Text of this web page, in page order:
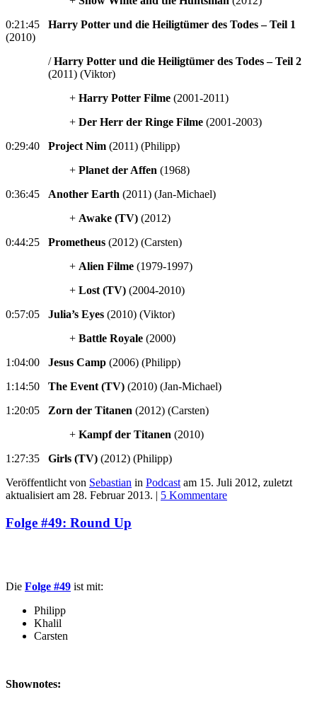
0:21:45 Harry Potter und die Heiligtümer des Todes – Teil 1
(2010)
/Harry Potter und die Heiligtümer des Todes – Teil 2
(2011) (Viktor)
+ Harry Potter Filme (2001-2011)
+ Der Herr der Ringe Filme (2001-2003)
0:29:40 Project Nim (2011) (Philipp)
+ Planet der Affen (1968)
0:36:45 Another Earth (2011) (Jan-Michael)
+ Awake (TV) (2012)
0:44:25 Prometheus (2012) (Carsten)
+ Alien Filme (1979-1997)
+ Lost (TV) (2004-2010)
0:57:05 Julia’s Eyes (2010) (Viktor)
+ Battle Royale (2000)
1:04:00 Jesus Camp (2006) (Philipp)
1:14:50 The Event (TV) (2010) (Jan-Michael)
1:20:05 Zorn der Titanen (2012) (Carsten)
+ Kampf der Titanen (2010)
1:27:35 Girls (TV) (2012) (Philipp)
Veröffentlicht von Sebastian in Podcast am 15. Juli 2012, zuletzt
aktualisiert am 28. Februar 2013. | 5 Kommentare
Folge #49: Round Up
Die Folge #49 ist mit:
Philipp
Khalil
Carsten
Shownotes: